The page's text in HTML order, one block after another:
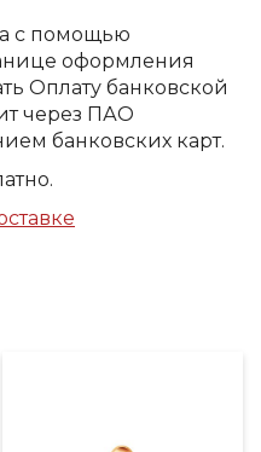
с помощью
оформления
Оплату банковской
через ПАО
банковских карт.